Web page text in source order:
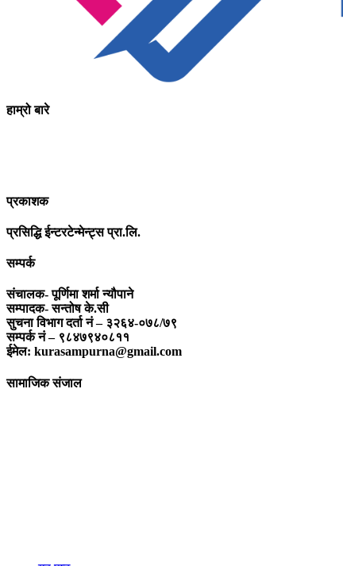
हाम्रो बारे
प्रकाशक
प्रसिद्धि ईन्टरटेन्मेन्ट्स प्रा.लि.
सम्पर्क
संचालक- पूर्णिमा शर्मा न्यौपाने
सम्पादक- सन्तोष के.सी
सुचना विभाग दर्ता नं – ३२६४-०७८/७९
सम्पर्क नं – ९८४७९४०८११
ईमेल: kurasampurna@gmail.com
सामाजिक संजाल